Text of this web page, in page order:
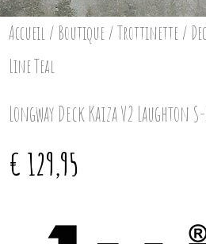
Accueil/ Boutique/Trottinette/
Line Teal
Longway Deck Kaiza V2 Laughton
€ 129,95